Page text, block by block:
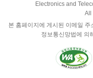
Electronics and
All
본 홈페이지에 게시된 이메일 주
정보통신망법에 의